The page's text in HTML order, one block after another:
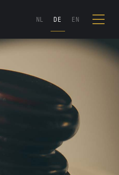
NL DE EN